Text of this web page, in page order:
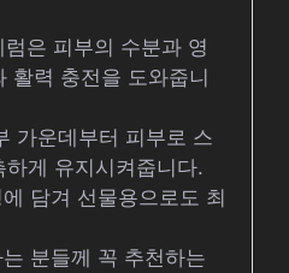
은 피부의 수분과 영
활력 충전을 도와줍니
가운데부터 피부로 스
게 유지시켜줍니다.
담겨 선물용으로도 최
분들께 꼭 추천하는